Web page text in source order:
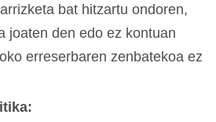
bat hitzartu ondoren,
joaten den edo ez kontuan
erreserbaren zenbatekoa ez